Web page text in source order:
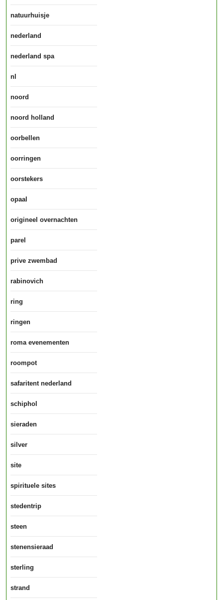
natuurhuisje
nederland
nederland spa
nl
noord
noord holland
oorbellen
oorringen
oorstekers
opaal
origineel overnachten
parel
prive zwembad
rabinovich
ring
ringen
roma evenementen
roompot
safaritent nederland
schiphol
sieraden
silver
site
spirituele sites
stedentrip
steen
stenensieraad
sterling
strand